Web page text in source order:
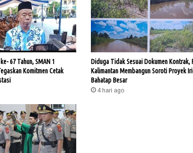
67 Tahun, SMAN 1
Komitmen Cetak
Diduga Tidak Sesuai Dokumen Kontrak,
Kalimantan Membangun Soroti Proyek
Bahatap Besar
4 hari ago